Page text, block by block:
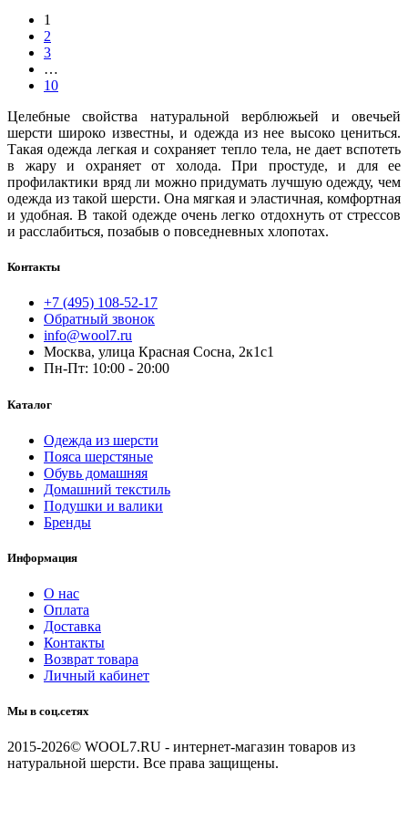
1
2
3
…
10
Целебные свойства натуральной верблюжьей и овечьей
шерсти широко известны, и одежда из нее высоко цениться.
Такая одежда легкая и сохраняет тепло тела, не дает вспотеть
в жару и охраняет от холода. При простуде, и для ее
профилактики вряд ли можно придумать лучшую одежду, чем
одежда из такой шерсти. Она мягкая и эластичная, комфортная
и удобная. В такой одежде очень легко отдохнуть от стрессов
и расслабиться, позабыв о повседневных хлопотах.
Контакты
+7 (495) 108-52-17
Обратный звонок
info@wool7.ru
Москва, улица Красная Сосна, 2к1с1
Пн-Пт: 10:00 - 20:00
Каталог
Одежда из шерсти
Пояса шерстяные
Обувь домашняя
Домашний текстиль
Подушки и валики
Бренды
Информация
О нас
Оплата
Доставка
Контакты
Возврат товара
Личный кабинет
Мы в соц.сетях
2015-2026© WOOL7.RU - интернет-магазин товаров из
натуральной шерсти. Все права защищены.